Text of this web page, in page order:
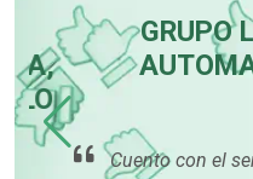
GRUPO
Cuento con el